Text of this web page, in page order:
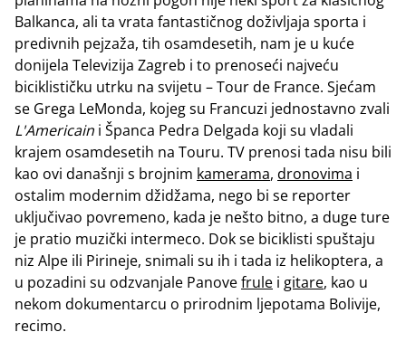
Balkanca, ali ta vrata fantastičnog doživljaja sporta i
predivnih pejzaža, tih osamdesetih, nam je u kuće
donijela Televizija Zagreb i to prenoseći najveću
biciklističku utrku na svijetu – Tour de France. Sjećam
se Grega LeMonda, kojeg su Francuzi jednostavno zvali
L'Americain i Španca Pedra Delgada koji su vladali
krajem osamdesetih na Touru. TV prenosi tada nisu bili
kao ovi današnji s brojnim kamerama, dronovima i
ostalim modernim džidžama, nego bi se reporter
uključivao povremeno, kada je nešto bitno, a duge ture
je pratio muzički intermeco. Dok se biciklisti spuštaju
niz Alpe ili Pirineje, snimali su ih i tada iz helikoptera, a
u pozadini su odzvanjale Panovefrule i gitare, kao u
nekom dokumentarcu o prirodnim ljepotama Bolivije,
recimo.